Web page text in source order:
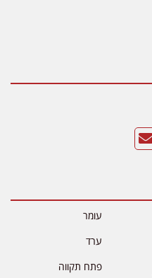
עומר
ערד
פתח תקווה